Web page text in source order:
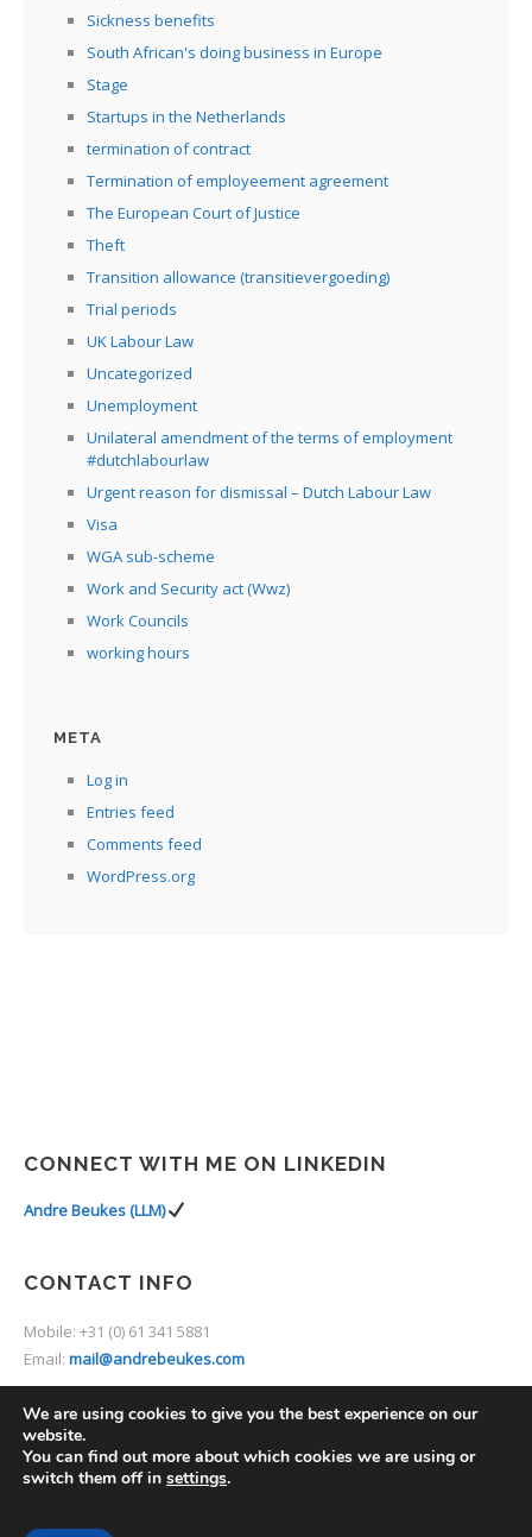
Sickness benefits
South African's doing business in Europe
Stage
Startups in the Netherlands
termination of contract
Termination of employeement agreement
The European Court of Justice
Theft
Transition allowance (transitievergoeding)
Trial periods
UK Labour Law
Uncategorized
Unemployment
Unilateral amendment of the terms of employment
#dutchlabourlaw
Urgent reason for dismissal – Dutch Labour Law
Visa
WGA sub-scheme
Work and Security act (Wwz)
Work Councils
working hours
META
Log in
Entries feed
Comments feed
WordPress.org
CONNECT WITH ME ON LINKEDIN
Andre Beukes (LLM)
CONTACT INFO
Mobile: +31 (0) 61 341 5881
Email: mail@andrebeukes.com
We are using cookies to give you the best experience on our
website.
You can find out more about which cookies we are using or
switch them off in settings.